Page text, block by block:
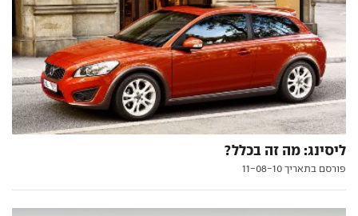
ליסינג: מה זה בכלל?
פורסם בתאריך 11-08-10